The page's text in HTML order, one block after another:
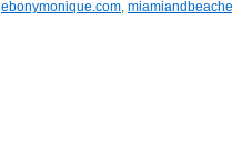
ebonymonique.com,